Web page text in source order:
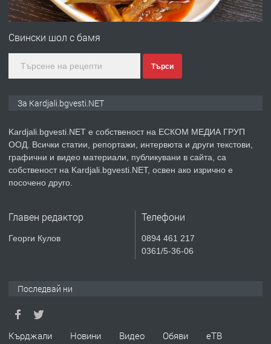
ПРЕДЛАГА
Гараж под наем в супер център
на язовир Студен кладенец 331м2 |
преди 1 година
ПРЕДЛАГА
Курс
ПРЕДЛАГА **Прекрасен имот за продажба в
Свински шол с бамя
Търси
За Kardjali.bgvesti.NET
Kardjali.bgvesti.NET е собственост на ЕСКОМ МЕДИА ГРУП
ООД. Всички статии, репортажи, интервюта и други текстови,
графични и видео материали, публикувани в сайта, са
собственост на Kardjali.bgvesti.NET, освен ако изрично е
посочено друго.
Главен редактор
Георги Кулов
Телефони
0894 461 217
0361/5-36-06
Последвай ни
Кърджали Новини Видео Обяви
еТВ